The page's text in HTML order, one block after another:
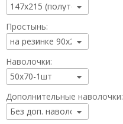
Простынь:
Наволочки:
Дополнительные наволочки: